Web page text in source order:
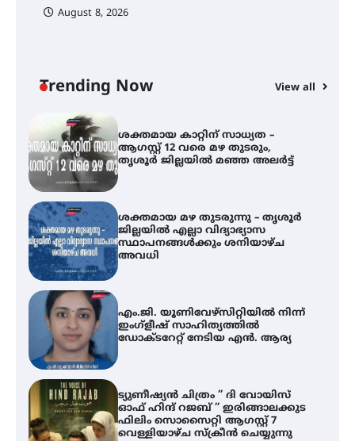
August 8, 2026
Trending Now View all
ശക്തമായ മഴ തുടരുന്നു – തൃശൂർ
ജില്ലയിൽ എല്ലാ വിദ്യാഭ്യാസ
സ്ഥാപനങ്ങൾക്കും ശനിയാഴ്ച
അവധി
എം.ജി. യൂണിവേഴ്‌സിറ്റിയിൽ നിന്ന്
ഇംഗ്ളീഷ് സാഹിത്യത്തിൽ
ഡോക്ടറേറ്റ് നേടിയ എൻ. ആര്യ
ട്യുണീഷ്യൻ ചിത്രം ” ദി വോയിസ്
ഓഫ് ഹിന്ദ് റജബ് ” ഇരിങ്ങാലക്കുട
ഫിലിം സൊസൈറ്റി ആഗസ്റ്റ് 7
വെള്ളിയാഴ്ച സ്‌ക്രീൻ ചെയ്യുന്നു
സെന്റ് ജോസഫ്സ് കോളജ്
കോമേഴ്‌സ് അസോസിയേഷന്
തുടക്കമായി